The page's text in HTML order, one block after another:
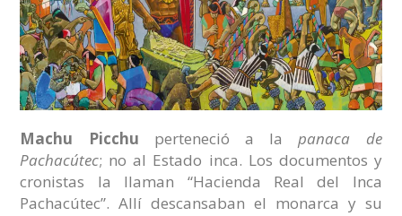
Machu Picchu perteneció a lapanaca de
Pachacútec; no al Estado inca. Los documentos y
cronistas la llaman “Hacienda Real del Inca
Pachacútec”. Allí descansaban el monarca y su